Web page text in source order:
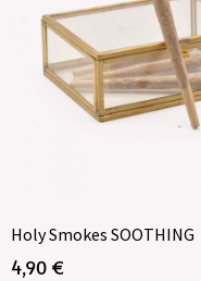
Holy Smokes SOOTHING
4,90 €